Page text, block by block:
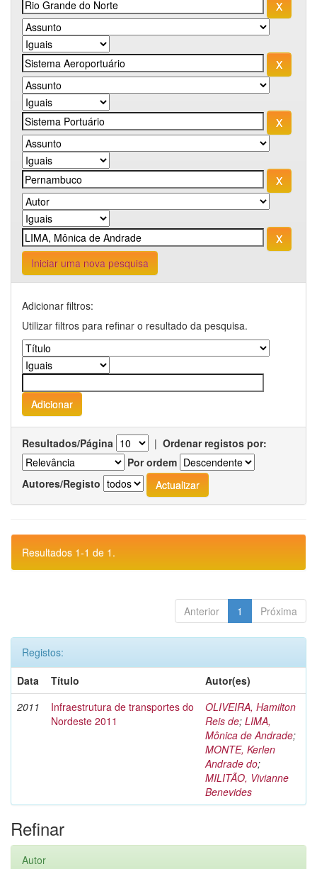
Iniciar uma nova pesquisa
Adicionar filtros:
Utilizar filtros para refinar o resultado da pesquisa.
Resultados/Página | Ordenar registos por:
Por ordem
Autores/Registo
Resultados 1-1 de 1.
Anterior 1 Próxima
Registos:
Data
Título
Autor(es)
2011
Infraestrutura de transportes do
Nordeste 2011
OLIVEIRA, Hamilton
Reis de; LIMA,
Mônica de Andrade;
MONTE, Kerlen
Andrade do;
MILITÃO, Vivianne
Benevides
Refinar
Autor